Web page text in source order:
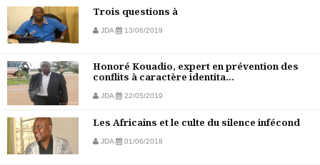
Trois questions à
JDA 13/06/2019
Honoré Kouadio, expert en prévention des
conflits à caractère identita...
JDA 22/05/2019
Les Africains et le culte du silence infécond
JDA 01/06/2018